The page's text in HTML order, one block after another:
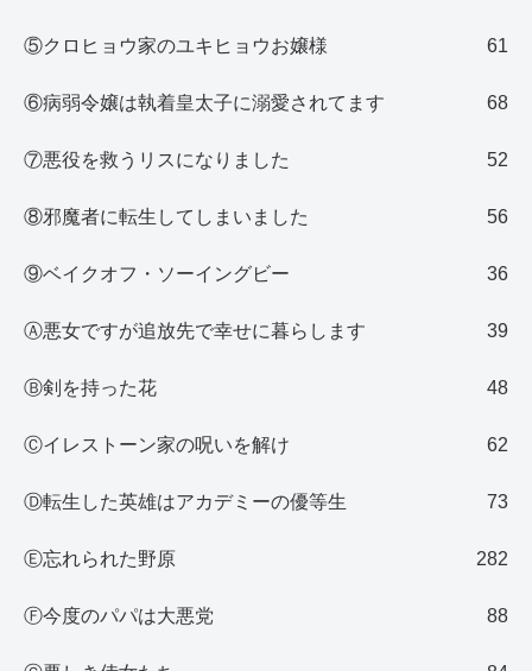
⑤クロヒョウ家のユキヒョウお嬢様 61
⑥病弱令嬢は執着皇太子に溺愛されてます 68
⑦悪役を救うリスになりました 52
⑧邪魔者に転生してしまいました 56
⑨ベイクオフ・ソーイングビー 36
Ⓐ悪女ですが追放先で幸せに暮らします 39
Ⓑ剣を持った花 48
Ⓒイレストーン家の呪いを解け 62
Ⓓ転生した英雄はアカデミーの優等生 73
Ⓔ忘れられた野原 282
Ⓕ今度のパパは大悪党 88